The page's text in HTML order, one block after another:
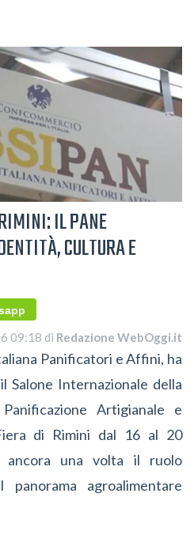
IL PANE
CULTURA E
09:18 di Redazione WebOggi.it
Panificatori e Affini, ha
Salone Internazionale della
Artigianale e
di Rimini dal 16 al 20
ancora una volta il ruolo
agroalimentare